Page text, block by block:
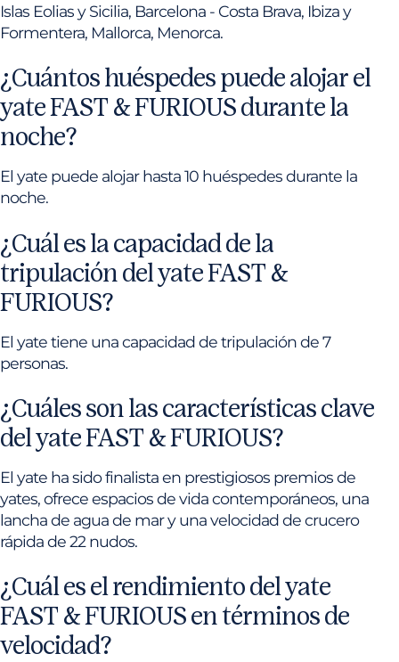
Islas Eolias y Sicilia, Barcelona - Costa Brava, Ibiza y
Formentera, Mallorca, Menorca.
¿Cuántos huéspedes puede alojar el
yate FAST & FURIOUS durante la
noche?
El yate puede alojar hasta 10 huéspedes durante la
noche.
¿Cuál es la capacidad de la
tripulación del yate FAST &
FURIOUS?
El yate tiene una capacidad de tripulación de 7
personas.
¿Cuáles son las características clave
del yate FAST & FURIOUS?
El yate ha sido finalista en prestigiosos premios de
yates, ofrece espacios de vida contemporáneos, una
lancha de agua de mar y una velocidad de crucero
rápida de 22 nudos.
¿Cuál es el rendimiento del yate
FAST & FURIOUS en términos de
velocidad?